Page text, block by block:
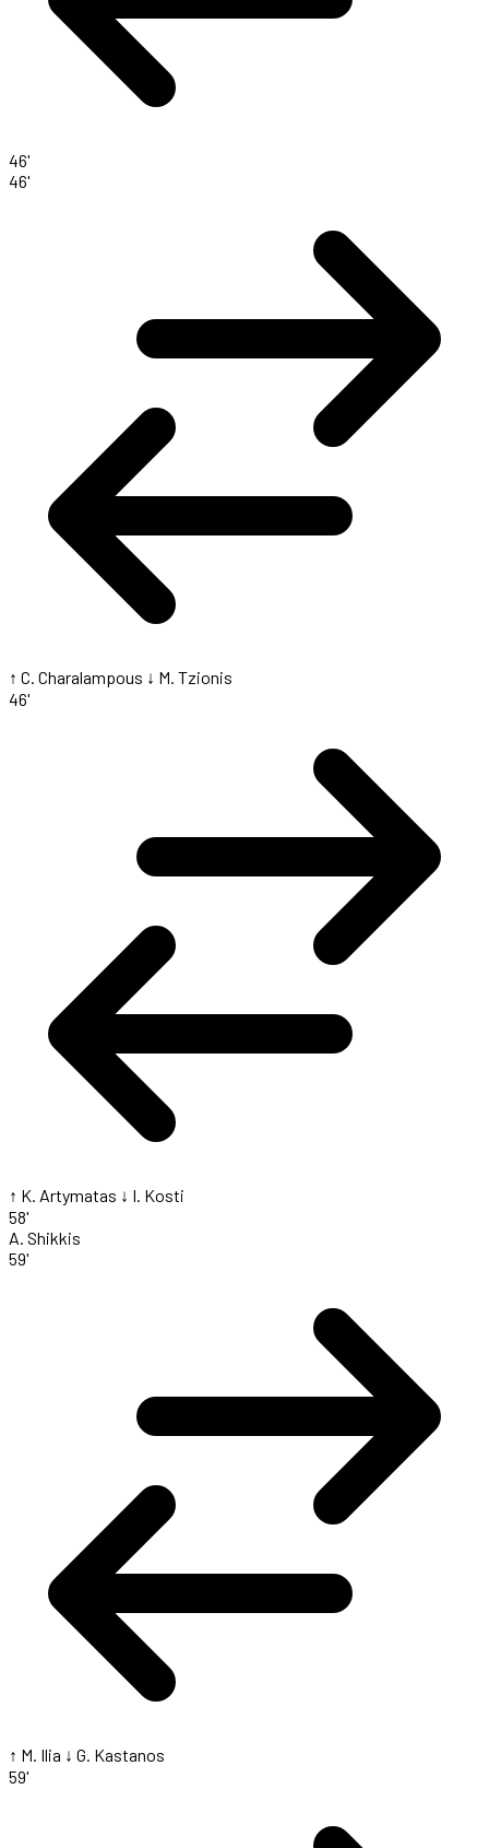
46'
46'
↑ C. Charalampous ↓ M. Tzionis
46'
↑ K. Artymatas ↓ I. Kosti
58'
A. Shikkis
59'
↑ M. Ilia ↓ G. Kastanos
59'